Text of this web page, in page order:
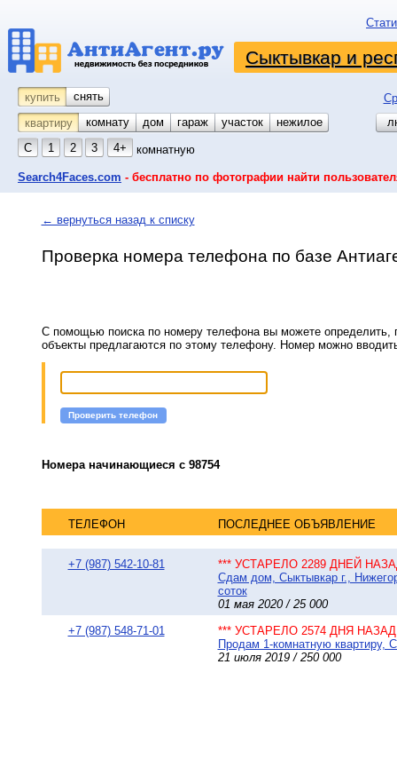
Сыктывкар и
купить снять
квартиру
комнату койко-место
дом гараж участок
нежилое
С
1 2 3 4+ комнатную
Search4Faces.com - бесплатно по фотографии найти
← вернуться назад к списку
Проверка номера телефона по базе
С помощью поиска по номеру телефона вы можете определить,
объекты предлагаются по этому телефону. Номер можно
Проверить телефон
Номера начинающиеся с 98754
ТЕЛЕФОН ПОСЛЕДНЕЕ ОБЪЯВЛЕНИЕ
+7 (987) 542-10-81
*** УСТАРЕЛО 2289 ДНЕЙ
Сдам дом, Сыктывкар г.,
соток
01 мая 2020 / 25 000
+7 (987) 548-71-01
*** УСТАРЕЛО 2574 ДНЯ НАЗАД
Продам 1-комнатную квартиру,
21 июля 2019 / 250 000